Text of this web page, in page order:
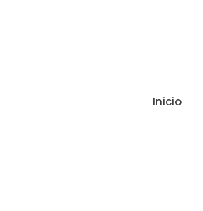
Inicio